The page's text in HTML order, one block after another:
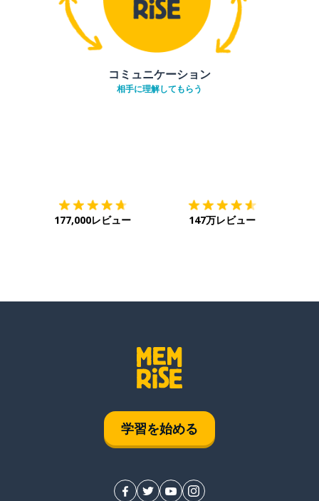
コミュニケーション
相手に理解してもらう
177,000レビュー 147万レビュー
学習を始める